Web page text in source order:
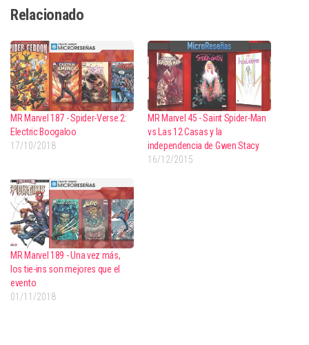
Relacionado
MR Marvel 187 - Spider-Verse 2:
Electric Boogaloo
17/10/2018
MR Marvel 45 - Saint Spider-Man
vs Las 12 Casas y la
independencia de Gwen Stacy
16/12/2015
MR Marvel 189 - Una vez más,
los tie-ins son mejores que el
evento
01/11/2018